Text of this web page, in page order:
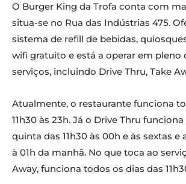
O Burger King da Trofa conta com
situa-se no Rua das Indústrias 475.
sistema de refill de bebidas,
wifi gratuito e está a operar em pleno
serviços, incluindo Drive Thru, Take
Atualmente, o restaurante funciona
11h30 às 23h. Já o Drive Thru
quinta das 11h30 às 00h e às sextas e
à 01h da manhã. No que toca ao
Away, funciona todos os dias das